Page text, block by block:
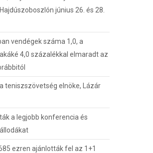
június 26. és 28.
vendégek száma 1,0, a
4,0 százalékkal elmaradt az
teniszszövetség elnöke, Lázár
a legjobb konferencia és
ezren ajánlották fel az 1+1